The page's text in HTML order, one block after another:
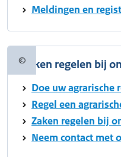
Meldingen en
©Copyrightinformatie
Zaken regelen bij
Doe uw agrarische
Regel een
Zaken regelen bij
Neem contact met